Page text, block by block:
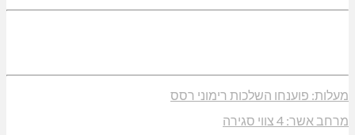
מעלות: פוענחו השלכות רימוני רסס
מרחב אשר: 4 צווי סגירה